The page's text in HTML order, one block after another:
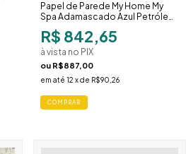
Papel de Parede My Home My
Spa Adamascado Azul Petróleo
Dourado 387073
R$ 842,65
à vista no PIX
ou R$887,00
em até 12 x de R$90,26